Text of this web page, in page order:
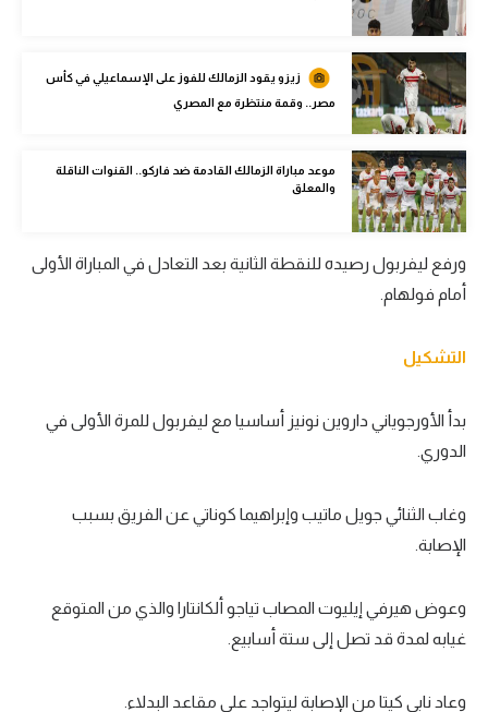
أمريكا
ركن الألعاب
أقسام خاصة
Gamers
ميركاتو
تقرير في الجول
كويز في الجول
فيديو في الجول
زيزو يقود الزمالك للفوز على الإسماعيلي في كأس
مصر.. وقمة منتظرة مع المصري
موعد مباراة الزمالك القادمة ضد فاركو.. القنوات الناقلة
والمعلق
ورفع ليفربول رصيده للنقطة الثانية بعد التعادل في المباراة الأولى
أمام فولهام.
التشكيل
بدأ الأورجوياني داروين نونيز أساسيا مع ليفربول للمرة الأولى في
الدوري.
وغاب الثنائي جويل ماتيب وإبراهيما كوناتي عن الفريق بسبب
الإصابة.
وعوض هيرفي إيليوت المصاب تياجو ألكانتارا والذي من المتوقع
غيابه لمدة قد تصل إلى ستة أسابيع.
وعاد نابي كيتا من الإصابة ليتواجد على مقاعد البدلاء.